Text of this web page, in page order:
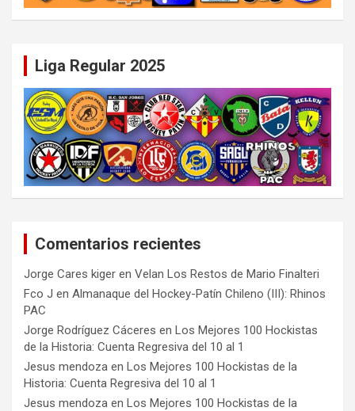
Liga Regular 2025
Comentarios recientes
Jorge Cares kiger en Velan Los Restos de Mario Finalteri
Fco J en Almanaque del Hockey-Patín Chileno (III): Rhinos
PAC
Jorge Rodríguez Cáceres en Los Mejores 100 Hockistas
de la Historia: Cuenta Regresiva del 10 al 1
Jesus mendoza en Los Mejores 100 Hockistas de la
Historia: Cuenta Regresiva del 10 al 1
Jesus mendoza en Los Mejores 100 Hockistas de la